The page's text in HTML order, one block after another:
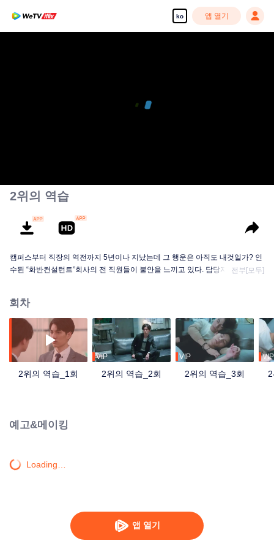
ko 앱 열기
앱 열기
2위의 역습
캠퍼스부터 직장의 역전까지 5년이나 지났는데 그 행운은 아직도 내것일가? 인
수된 “화반컨설턴트”회사의 전 직원들이 불안을 느끼고 있다. 담당자가 큰 인사
는 여유 넘치는 가오스더를 노여보았다. 5년 동안 소년은 남자로 성장하였고 저
우수이도 어린 시절의 감정을 알아차리고 드디어 이 마음을 포기하기로 한다.
하지만 5년 후, 원수는 외나무다리에서 만난다더니 가오스더가 자신이 인수할
회사의 사장님일 줄이야. 매정하고 양심도 없는 그놈에게 버림받은 만년 2위는
꼭 역전하겠다고 다짐한다. 공부는 모를지라도 작장에서 꼭 그 사람을 밟아 본
전부[모두]
회차
2위의 역습_1회
VIP
2위의 역습_2회
VIP
2위의 역습_3회
VIP
예고&메이킹
Loading…